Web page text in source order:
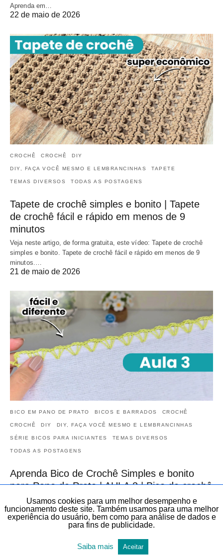
Aprenda em…
22 de maio de 2026
CROCHÊ CROCHÊ DIY
DIY, FAÇA VOCÊ MESMO E LEMBRANCINHAS TAPETE
TEMAS DIVERSOS TODAS AS POSTAGENS
Tapete de crochê simples e bonito | Tapete
de crochê fácil e rápido em menos de 9
minutos
Veja neste artigo, de forma gratuita, este vídeo: Tapete de crochê
simples e bonito. Tapete de crochê fácil e rápido em menos de 9
minutos.…
21 de maio de 2026
BICO EM PANO DE PRATO BICOS E BARRADOS CROCHÊ
CROCHÊ DIY DIY, FAÇA VOCÊ MESMO E LEMBRANCINHAS
SÉRIE BICOS PARA INICIANTES TEMAS DIVERSOS
TODAS AS POSTAGENS
Aprenda Bico de Crochê Simples e bonito
para Pano de Prato | AULA 3 | Bico de crochê
para Iniciantes do Zero
Veja neste artigo, de forma gratuita, este Bico de Crochê Simples
para Pano de Prato | AULA 3 | Bico de crochê para Iniciantes do…
20 de maio de 2026
Usamos cookies para um melhor desempenho e
funcionamento deste site. Também usamos para uma melhor
experiência do usuário, bem como para análise de dados e
para fins de publicidade.
Saiba mais Aceitar